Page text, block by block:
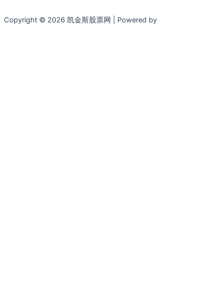
Copyright © 2026 凯金斯股票网 | Powered by